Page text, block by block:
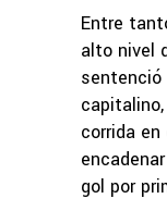
Entre
alto nivel
corrida en
gol por